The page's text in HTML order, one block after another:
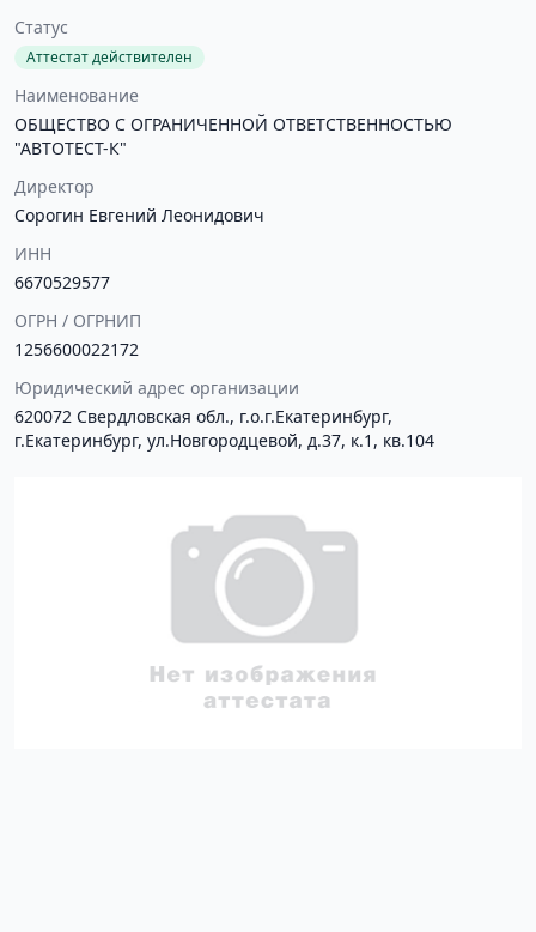
Статус
Аттестат действителен
Наименование
ОБЩЕСТВО С ОГРАНИЧЕННОЙ ОТВЕТСТВЕННОСТЬЮ
"АВТОТЕСТ-К"
Директор
Сорогин Евгений Леонидович
ИНН
6670529577
ОГРН / ОГРНИП
1256600022172
Юридический адрес организации
620072 Свердловская обл., г.о.г.Екатеринбург,
г.Екатеринбург, ул.Новгородцевой, д.37, к.1, кв.104